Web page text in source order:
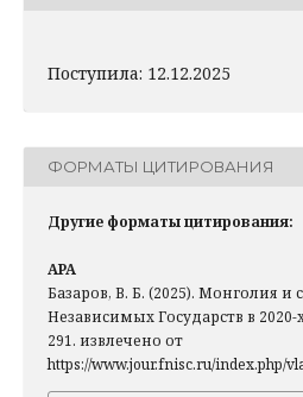
Поступила: 12.12.2025
ФОРМАТЫ ЦИТИРОВАНИЯ
Другие форматы цитирования:
APA
Базаров, В. Б. (2025). Монголия и
Независимых Государств в 2020-
291. извлечено от
https://www.jour.fnisc.ru/index.php/